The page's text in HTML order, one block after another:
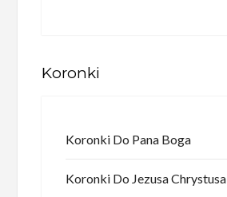
Koronki
Koronki Do Pana Boga
Koronki Do Jezusa Chrystusa